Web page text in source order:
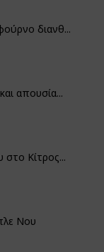
διανθ...
απουσία...
στο Κίτρος...
Νου